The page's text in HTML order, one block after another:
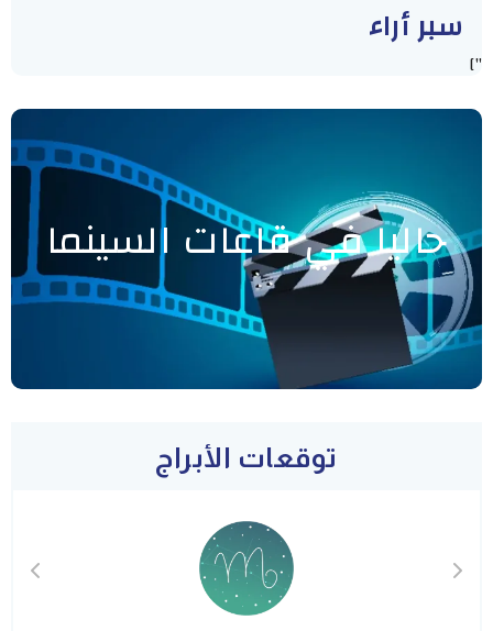
سبر أراء
"]
حاليا في قاعات السينما
توقعات الأبراج